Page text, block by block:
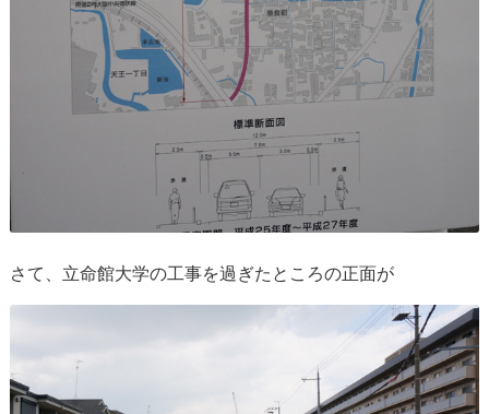
さて、立命館大学の工事を過ぎたところの正面が